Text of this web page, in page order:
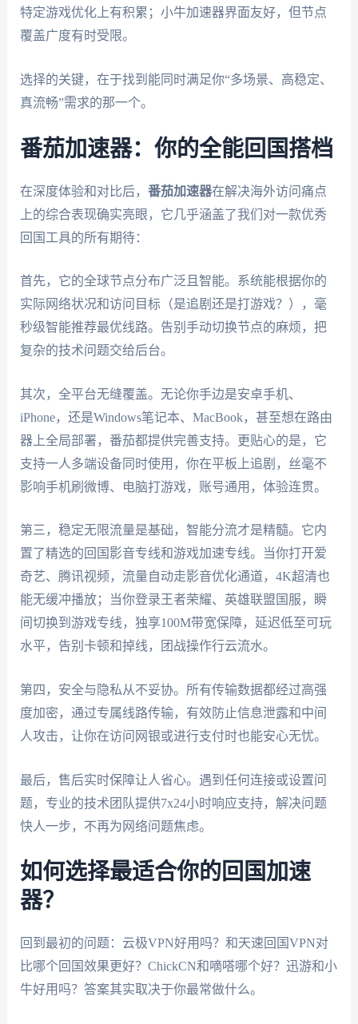
特定游戏优化上有积累；小牛加速器界面友好，但节点
覆盖广度有时受限。
选择的关键，在于找到能同时满足你“多场景、高稳定、
真流畅”需求的那一个。
番茄加速器：你的全能回国搭档
在深度体验和对比后， 番茄加速器在解决海外访问痛点
上的综合表现确实亮眼，它几乎涵盖了我们对一款优秀
回国工具的所有期待：
首先，它的全球节点分布广泛且智能。系统能根据你的
实际网络状况和访问目标（是追剧还是打游戏？），毫
秒级智能推荐最优线路。告别手动切换节点的麻烦，把
复杂的技术问题交给后台。
其次，全平台无缝覆盖。无论你手边是安卓手机、
iPhone，还是Windows笔记本、MacBook，甚至想在路由
器上全局部署，番茄都提供完善支持。更贴心的是，它
支持一人多端设备同时使用，你在平板上追剧，丝毫不
影响手机刷微博、电脑打游戏，账号通用，体验连贯。
第三，稳定无限流量是基础，智能分流才是精髓。它内
置了精选的回国影音专线和游戏加速专线。当你打开爱
奇艺、腾讯视频，流量自动走影音优化通道，4K超清也
能无缓冲播放；当你登录王者荣耀、英雄联盟国服，瞬
间切换到游戏专线，独享100M带宽保障，延迟低至可玩
水平，告别卡顿和掉线，团战操作行云流水。
第四，安全与隐私从不妥协。所有传输数据都经过高强
度加密，通过专属线路传输，有效防止信息泄露和中间
人攻击，让你在访问网银或进行支付时也能安心无忧。
最后，售后实时保障让人省心。遇到任何连接或设置问
题，专业的技术团队提供7x24小时响应支持，解决问题
快人一步，不再为网络问题焦虑。
如何选择最适合你的回国加速
器？
回到最初的问题：云极VPN好用吗？和天速回国VPN对
比哪个回国效果更好？ChickCN和嘀嗒哪个好？迅游和小
牛好用吗？答案其实取决于你最常做什么。